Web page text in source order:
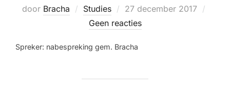
door Bracha Studies
27 december 2017
Geen reacties
Spreker: nabespreking gem. Bracha